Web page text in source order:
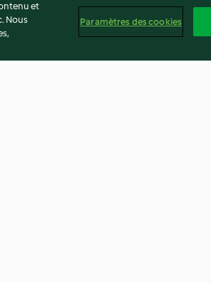
et
Nous
Paramètres des cookies